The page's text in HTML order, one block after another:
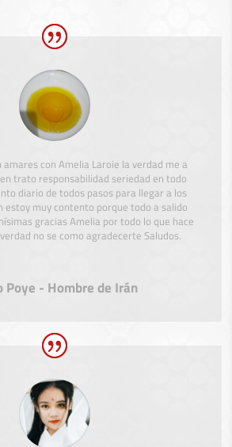
amares con Amelia Laroie la verdad me a
trato responsabilidad seriedad en todo
diario de todos pasos para llegar a los
estoy muy contento porque todo a salido
gracias Amelia por todo lo que hace
no se como agradecerte Saludos.
Poye - Hombre de Irán